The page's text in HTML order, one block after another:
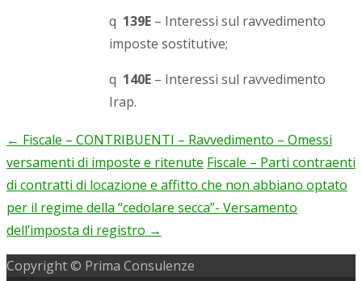
q 139E – Interessi sul ravvedimento
imposte sostitutive;
q 140E – Interessi sul ravvedimento
Irap.
Post
navigation
← Fiscale – CONTRIBUENTI – Ravvedimento – Omessi
versamenti di imposte e ritenute Fiscale – Parti contraenti
di contratti di locazione e affitto che non abbiano optato
per il regime della “cedolare secca”- Versamento
dell’imposta di registro →
Copyright © Prima Consulenze